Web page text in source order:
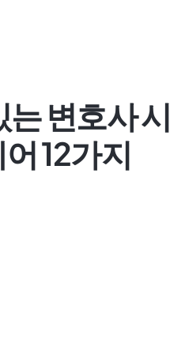
변호사 시
12가지